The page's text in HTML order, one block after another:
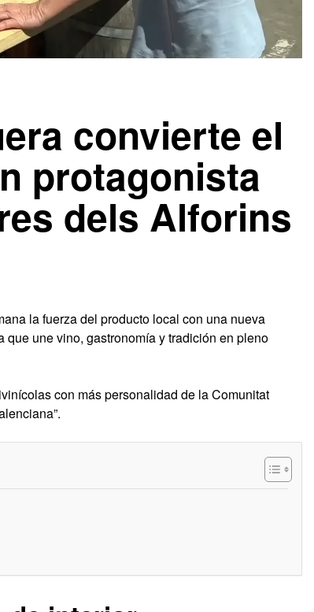
convierte el
protagonista
dels Alforins
la fuerza del producto local con una nueva
une vino, gastronomía y tradición en pleno
con más personalidad de la Comunitat